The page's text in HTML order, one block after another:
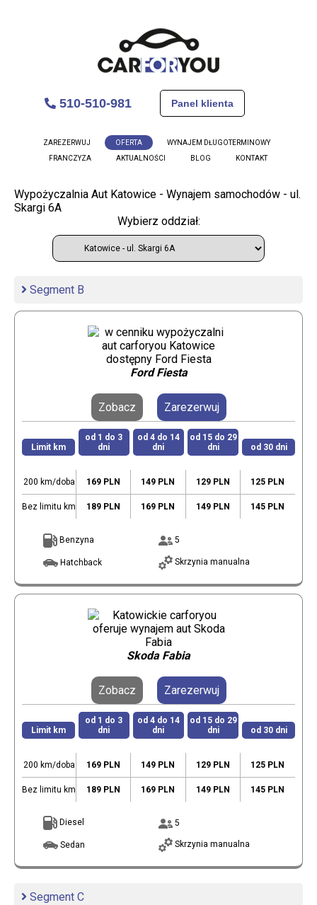
510-510-981 Panel klienta
ZAREZERWUJ OFERTA
WYNAJEM DŁUGOTERMINOWY
FRANCZYZA
AKTUALNOŚCI BLOG KONTAKT
Wypożyczalnia Aut Katowice - Wynajem samochodów - ul.
Skargi 6A
Wybierz oddział:
Segment B
Ford Fiesta
Zobacz Zarezerwuj
Limit km
od 1 do 3
dni
od 4 do 14
dni
od 15 do 29
dni
od 30 dni
200 km/doba 169 PLN 149 PLN 129 PLN 125 PLN
Bez limitu km 189 PLN 169 PLN 149 PLN 145 PLN
Benzyna 5
Hatchback Skrzynia manualna
Skoda Fabia
Zobacz Zarezerwuj
Limit km
od 1 do 3
dni
od 4 do 14
dni
od 15 do 29
dni
od 30 dni
200 km/doba 169 PLN 149 PLN 129 PLN 125 PLN
Bez limitu km 189 PLN 169 PLN 149 PLN 145 PLN
Diesel 5
Sedan Skrzynia manualna
Segment C